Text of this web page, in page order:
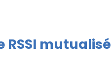
RSSI mutualisé